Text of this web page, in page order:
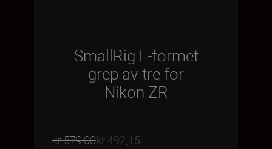
SmallRig L-formet
grep av tre for
Nikon ZR
kr 579,00kr 492,15